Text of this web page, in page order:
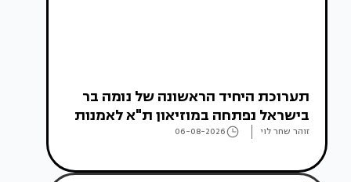
תערוכת היחיד הראשונה של נומה בר
בישראל נפתחה במוזיאון ת"א לאמנות
זוהר שחר לוי 06-08-2026